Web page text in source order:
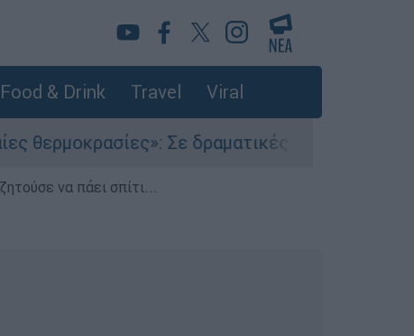
Food & Drink Travel Viral
Σε δραματικές συνθήκες χιλιάδες
να πάει σπίτι...